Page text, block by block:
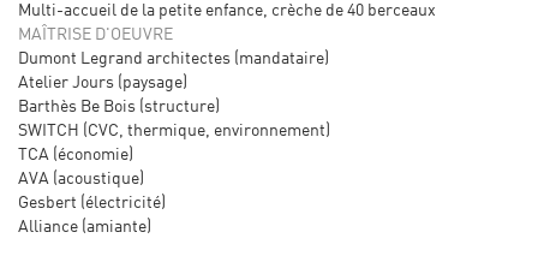
Multi-accueil de la petite enfance, crèche de 40 berceaux
MAÎTRISE D'OEUVRE
Dumont Legrand architectes (mandataire)
Atelier Jours (paysage)
Barthès Be Bois (structure)
SWITCH (CVC, thermique, environnement)
TCA (économie)
AVA (acoustique)
Gesbert (électricité)
Alliance (amiante)